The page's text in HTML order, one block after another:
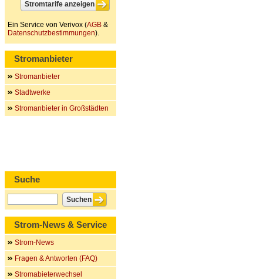
Ein Service von Verivox (AGB &
Datenschutzbestimmungen).
Stromanbieter
Stromanbieter
Stadtwerke
Stromanbieter in Großstädten
Suche
Strom-News & Service
Strom-News
Fragen & Antworten (FAQ)
Stromabieterwechsel